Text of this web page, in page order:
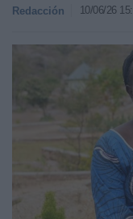
Redacción 10/06/26